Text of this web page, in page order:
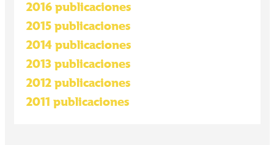
2016 publicaciones
2015 publicaciones
2014 publicaciones
2013 publicaciones
2012 publicaciones
2011 publicaciones